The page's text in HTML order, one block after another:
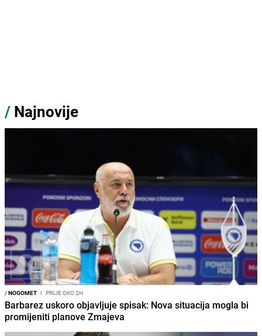
/ Najnovije
/NOGOMET I PRIJE OKO 2H
Barbarez uskoro objavljuje spisak: Nova situacija mogla bi
promijeniti planove Zmajeva